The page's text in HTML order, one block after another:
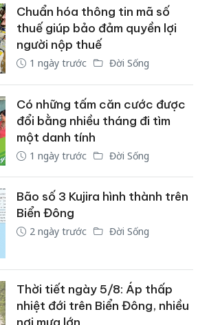
Chuẩn hóa thông tin mã số
thuế giúp bảo đảm quyền lợi
người nộp thuế
1 ngày trước Đời Sống
Có những tấm căn cước được
đổi bằng nhiều tháng đi tìm
một danh tính
1 ngày trước Đời Sống
Bão số 3 Kujira hình thành trên
Biển Đông
2 ngày trước Đời Sống
Thời tiết ngày 5/8: Áp thấp
nhiệt đới trên Biển Đông, nhiều